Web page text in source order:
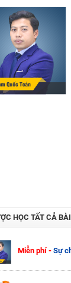
online lớp 2 với
Lộ Trình Sun
Lễ hội đồng giá
Mãi Khoá Học
giá khóa học
giảng các khóa lớp
giảng khóa Ngữ
thi vào lớp 10
HỌC TẤT CẢ
Miễn phí - Sự